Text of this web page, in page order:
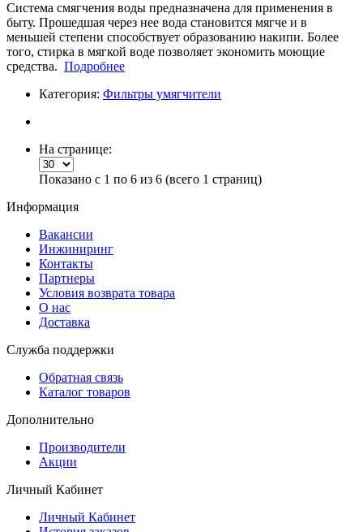
Система смягчения воды предназначена для применения в
быту. Прошедшая через нее вода становится мягче и в
меньшей степени способствует образованию накипи. Более
того, стирка в мягкой воде позволяет экономить моющие
средства. Подробнее
Категория: Фильтры умягчители
На странице:
Показано с 1 по 6 из 6 (всего 1 страниц)
Информация
Вакансии
Инжиниринг
Контакты
Партнеры
Условия возврата товара
О нас
Доставка
Служба поддержки
Обратная связь
Каталог товаров
Дополнительно
Производители
Акции
Личный Кабинет
Личный Кабинет